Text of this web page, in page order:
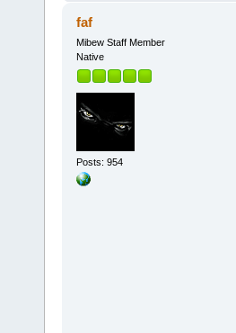
faf
Mibew Staff Member
Native
Posts: 954